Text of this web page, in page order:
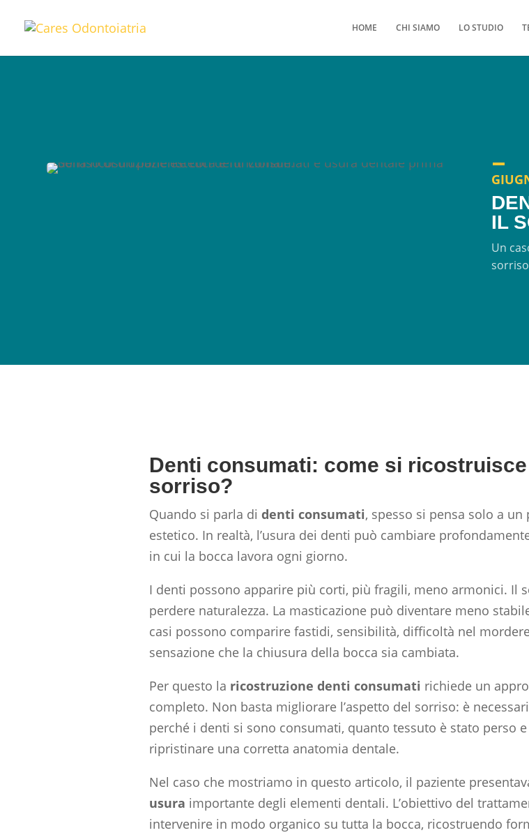
HOME CHI SIAMO LO STUDIO
IL
Un
Denti consumati: come si
sorriso?
Quando si parla didenti consumati, spesso si pensa solo a un
estetico. In realtà, l’usura dei denti può cambiare
in cui la bocca lavora ogni giorno.
I denti possono apparire più corti, più fragili, meno armonici. Il
perdere naturalezza. La masticazione può diventare meno
casi possono comparire fastidi, sensibilità, difficoltà nel
sensazione che la chiusura della bocca sia cambiata.
Per questo la ricostruzione denti consumati richiede un
completo. Non basta migliorare l’aspetto del sorriso: è
perché i denti si sono consumati, quanto tessuto è stato perso
ripristinare una corretta anatomia dentale.
Nel caso che mostriamo in questo articolo, il paziente
usura importante degli elementi dentali. L’obiettivo del
intervenire in modo organico su tutta la bocca, ricostruendo